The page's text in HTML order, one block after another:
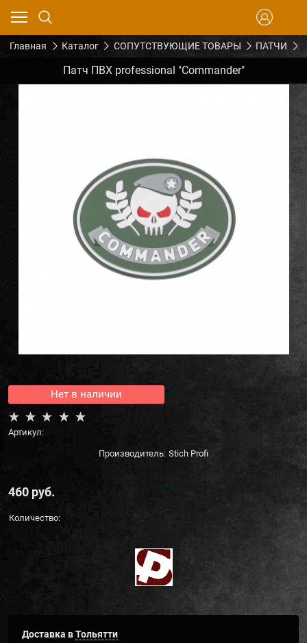
Главная Каталог СОПУТСТВУЮЩИЕ ТОВАРЫ ПАТЧИ
Патч ПВХ professional "Commander"
Нет в наличии
Артикул:
Производитель: Stich Profi
460 руб.
Количество:
Доставка вТольятти